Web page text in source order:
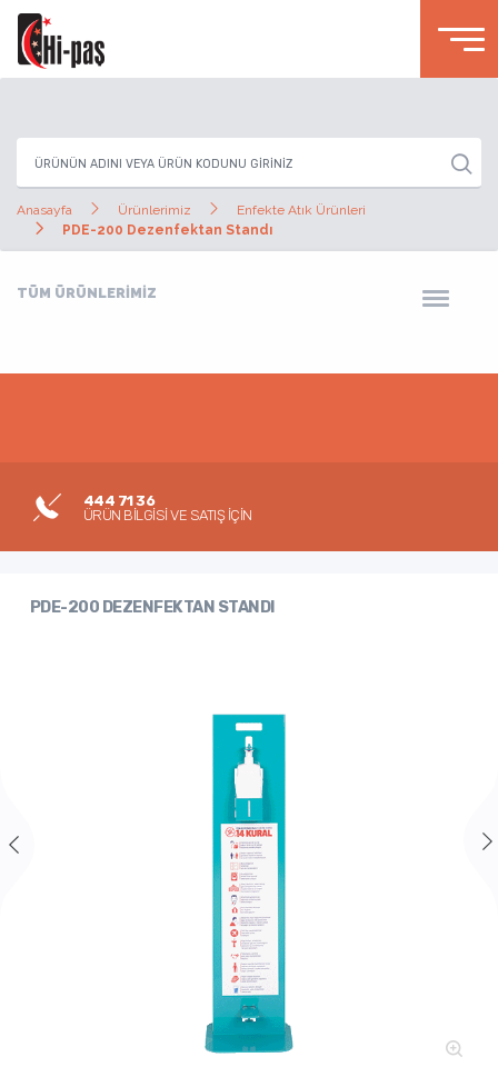
Anasayfa Ürünlerimiz
Enfekte Atık Ürünleri
PDE-200 Dezenfektan Standı
TÜM ÜRÜNLERİMİZ
444 71 36
ÜRÜN BİLGİSİ VE SATIŞ İÇİN
PDE-200 DEZENFEKTAN STANDI